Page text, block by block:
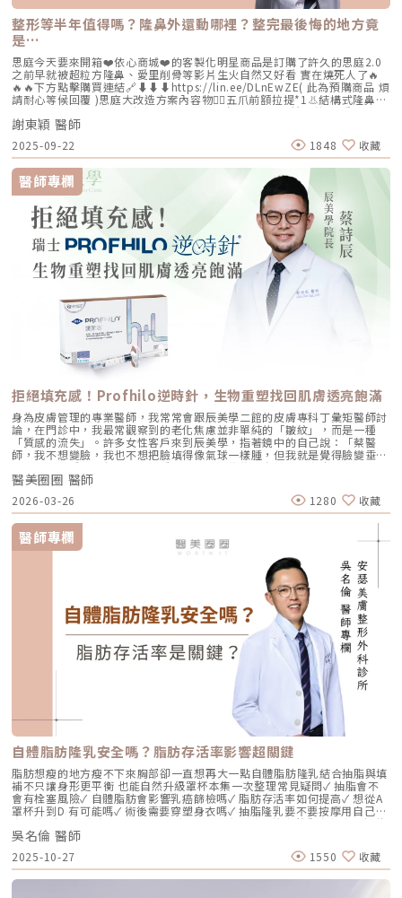
整形等半年值得嗎？隆鼻外還動哪裡？整完最後悔的地方竟
是…
思庭今天要來開箱❤️依心商城❤️的客製化明星商品是訂購了許久的思庭2.0
之前早就被超粒方隆鼻、愛里削骨等影片生火自然又好看 實在燒死人了🔥
🔥🔥下方點擊購買連結🔗⬇️⬇️⬇️https://lin.ee/DLnEwZE( 此為預購商品 煩
請耐心等候回覆 )思庭大改造方案內容物💁‍♀️五爪前額拉提*1👃結構式隆鼻*1
(加購縮鼻翼、敲鼻骨、貴族手術)👄微笑嘴角*1 (加購嘴邊肉拉提)重點摘
要：00:00 搶先看⚡⚡01:43 開箱手術方案內容物02:02 上臉眉眼分析 : 五
爪前額拉提02:36 中臉隆鼻分析 : 結構式隆鼻合併貴族手術03:58 下臉唇巴
分析 : 微笑嘴角+嘴扁肉拉提04:43 華麗買家秀05:25 五星好評分享
⭐⭐⭐⭐⭐▸▸歡迎合作洽談：followheart.marketing@gmail.com◂◂依心唯
美整形外科診所地址｜台北市信義區基隆路二段15號2樓電話｜（02）
2345-6777官方網站｜https://www.followheart.com.tw/官方諮詢｜
https://follow-heart.com/line臉書粉專｜https://follow-
heart.com/case_fbIG追起來｜https://follow-
heart.com/case_igWeChat ID｜Dr_followheart
謝東穎 醫師
2025-09-22 1848 收藏
醫師專欄
拒絕填充感！Profhilo逆時針，生物重塑找回肌膚透亮飽滿
身為皮膚管理的專業醫師，我常常會跟辰美學二館的皮膚專科丁彙矩醫師討
論，在門診中，我最常觀察到的老化焦慮並非單純的「皺紋」，而是一種
「質感的流失」。許多女性客戶來到辰美學，指著鏡中的自己說：「蔡醫
師，我不想變臉，我也不想把臉填得像氣球一樣腫，但我就是覺得臉變垂
了、乾了，看起來很累。」這種「累感」，往往來自於肌膚真皮層結構的崩
解。過去我們習慣用玻尿酸去「填補」凹陷，或是用電音波去「緊緻」皮
表，但在這兩者之間，其實存在著一個關鍵的空白區：生物重塑（Bio-
Remodeling）。這就是為什麼我對 Profhilo 逆時針（俗稱：璞菲洛）情
有獨鍾的原因。一、 重新定義抗老：為什麼妳需要的是「重塑」而非「填
充」？在深入了解 Profhilo逆時針 之前，我們必須先釐清肌膚老化的本
質。肌膚的年輕度由真皮層的三大支柱決定：水份、膠原蛋白
（Collagen）以及彈力蛋白（Elastin）。多數人對膠原蛋白耳熟能詳，它
就像建築物的「鋼筋水泥」，負責撐起皮膚的厚度與體積；然而，讓肌膚在
做表情後能迅速回彈、維持組織張力的關鍵，其實是彈力蛋白。彈力蛋白就
像支撐鋼筋的「橡皮筋」，不幸的是，人體在青春期過後，彈力蛋白的合成
速度就會大幅下降。當彈力蛋白流失，肌膚就會像失去彈性的鬆緊帶，出現
細紋、毛孔粗大、甚至是難以處理的「鬆弛型下垂」。傳統玻尿酸屬於「填
充型」，主要目的是增加體積（Volumizing），如果過度施打，容易造成
面部僵硬或「醫美臉」。而 Profhilo 逆時針的誕生，是為了從細胞底層進
行「修復與重塑」，讓皮膚自己找回年輕時的彈性。二、 Profhilo 逆時針
的科學核心：NAHYCO™ 專利技術Profhilo逆時針來自瑞士著名的 IBSA 製
藥集團。身為專業醫師，我非常看重產品的「純淨度」與「穩定性」。
Profhilo 之所以能在國際醫美界佔有一席之地，在於其革命性的
NAHYCO™ 專利熱融合技術。1. 醫學界的「純淨」突破：無化學交聯劑一
般玻尿酸為了維持在體內的時間，必須添加化學交聯劑（如 BDDE）。雖然
這在合法範圍內是安全的，但對於過敏體質或追求極致天然的客戶來說，仍
存在延遲性發炎的風險。Profhilo逆時針 透過精確的加熱與降溫製程，讓
高分子與低分子玻尿酸產生自然的氫鍵鍵結，完全不含 BDDE。這意味著它
具備極高的「生物相容性」，注射後能與人體組織完美融合。2. 高低分子玻
尿酸的「黃金比例」Profhilo 含有目前市面上極高濃度的玻尿酸
（64mg/2ml），它結合了： 高分子量玻尿酸（H-HA）：提供穩定的物理
支撐與深層鎖水，改善鬆弛。 低分子量玻尿酸（L-HA）：作為傳遞信號的
分子，直接活化真皮層內的纖維母細胞，誘導膠原蛋白與彈力蛋白新生。這
種「1+1 > 2」的協同作用，讓 Profhilo 在進入皮膚後，能像液態電波一
樣迅速擴散，全面性地改善膚質。三、 3 種細胞與 5 種蛋白：解開「液態
電波」的逆齡關鍵在辰美學的診間，我常跟客戶解釋，Profhilo 就像是為
肌膚施加了一種「啟動指令」。它不僅僅是補水，而是啟動了「3+5 逆齡機
制」： 活化 3 種關鍵細胞： 纖維母細胞：這是皮膚的「膠原工廠」。 角質
醫美圈圈 醫師
2026-03-26 1280 收藏
醫師專欄
自體脂肪隆乳安全嗎？脂肪存活率影響超關鍵
脂肪想瘦的地方瘦不下來胸部卻一直想再大一點自體脂肪隆乳結合抽脂與填
補不只讓身形更平衡 也能自然升級罩杯本集一次整理常見疑問✓ 抽脂會不
會有栓塞風險✓ 自體脂肪會影響乳癌篩檢嗎✓ 脂肪存活率如何提高✓ 想從A
罩杯升到D 有可能嗎✓ 術後需要穿塑身衣嗎✓ 抽脂隆乳要不要按摩用自己的
脂肪 打造柔軟真實的胸型適合誰 怎麼做 最有效將給妳完整觀念與安心評估
依據重點摘要：0:00 #她說他說0:40 #自體脂肪隆乳v.s.#假體隆乳 想要哪
一樣？1:02 關於手術安全性 #自體隆乳2:12 不同的抽脂方式 #脂肪存活率
會一樣嗎？3:16 關於抽脂安全 #脂肪栓塞問題 ？4:09 關於手術安全性 #矽
膠隆乳相關影片：• 罩杯升級前必看，自體脂肪豐胸解析！ EP20• 男生
女乳好尷尬，胸部困擾的隱藏原因你有嗎？ EP24• 抽就對了？抽脂局部雕
吳名倫 醫師
2025-10-27 1550 收藏